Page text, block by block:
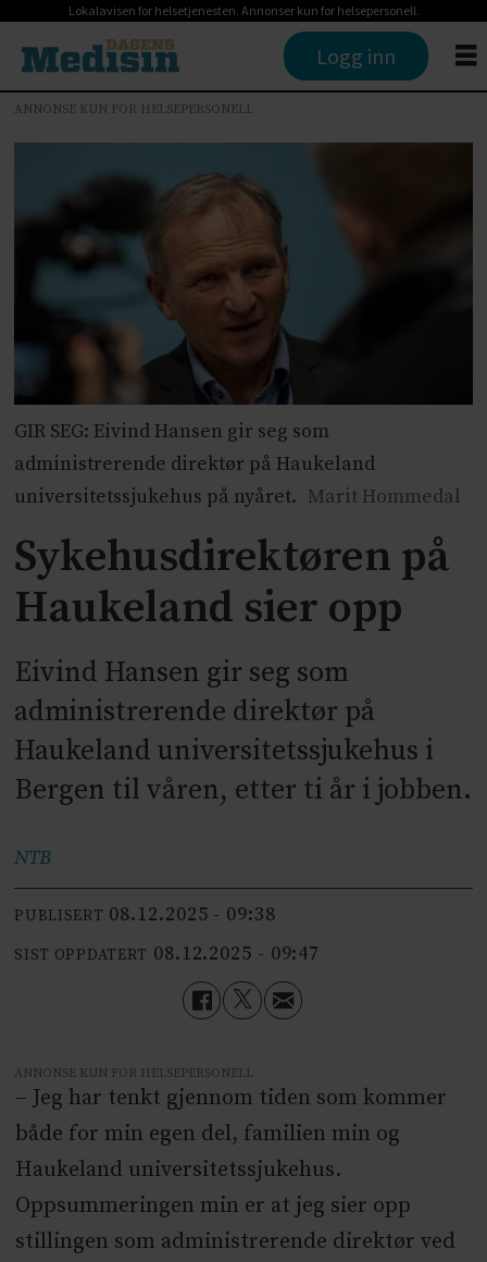
Lokalavisen for helsetjenesten. Annonser kun for helsepersonell.
Logg inn
ANNONSE KUN FOR HELSEPERSONELL
GIR SEG: Eivind Hansen gir seg som
administrerende direktør på Haukeland
universitetssjukehus på nyåret. Marit Hommedal
Sykehusdirektøren på
Haukeland sier opp
Eivind Hansen gir seg som
administrerende direktør på
Haukeland universitetssjukehus i
Bergen til våren, etter ti år i jobben.
NTB
PUBLISERT 08.12.2025 - 09:38
SIST OPPDATERT 08.12.2025 - 09:47
ANNONSE KUN FOR HELSEPERSONELL
– Jeg har tenkt gjennom tiden som kommer
både for min egen del, familien min og
Haukeland universitetssjukehus.
Oppsummeringen min er at jeg sier opp
stillingen som administrerende direktør ved